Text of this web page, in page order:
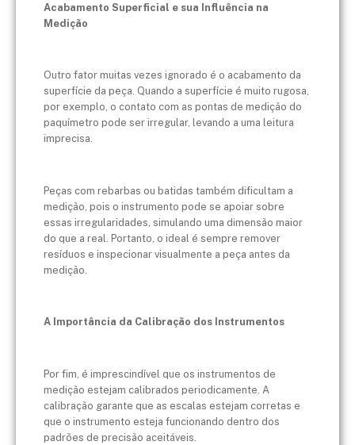
Acabamento Superficial e sua Influência na
Medição
Outro fator muitas vezes ignorado é o acabamento da
superfície da peça. Quando a superfície é muito rugosa,
por exemplo, o contato com as pontas de medição do
paquímetro pode ser irregular, levando a uma leitura
imprecisa.
Peças com rebarbas ou batidas também dificultam a
medição, pois o instrumento pode se apoiar sobre
essas irregularidades, simulando uma dimensão maior
do que a real. Portanto, o ideal é sempre remover
resíduos e inspecionar visualmente a peça antes da
medição.
A Importância da Calibração dos Instrumentos
Por fim, é imprescindível que os instrumentos de
medição estejam calibrados periodicamente. A
calibração garante que as escalas estejam corretas e
que o instrumento esteja funcionando dentro dos
padrões de precisão aceitáveis.